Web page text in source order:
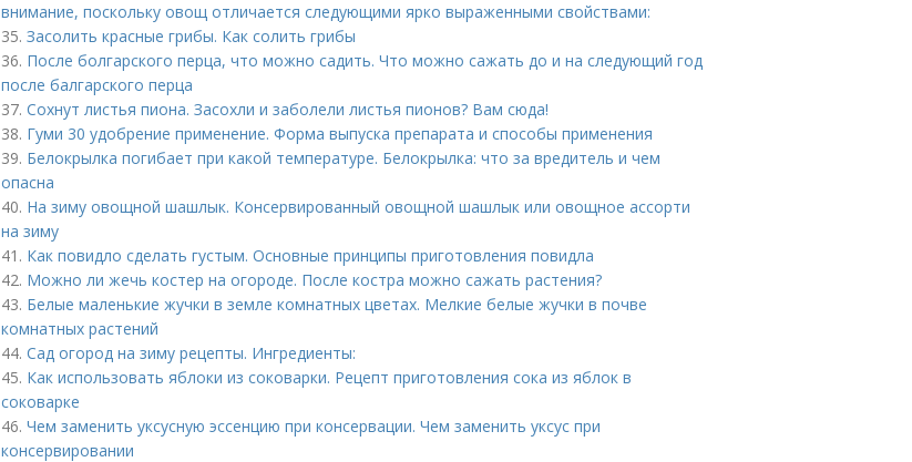
внимание, поскольку овощ отличается следующими ярко выраженными свойствами:
35. Засолить красные грибы. Как солить грибы
36. После болгарского перца, что можно садить. Что можно сажать до и на следующий год
после балгарского перца
37. Сохнут листья пиона. Засохли и заболели листья пионов? Вам сюда!
38. Гуми 30 удобрение применение. Форма выпуска препарата и способы применения
39. Белокрылка погибает при какой температуре. Белокрылка: что за вредитель и чем
опасна
40. На зиму овощной шашлык. Консервированный овощной шашлык или овощное ассорти
на зиму
41. Как повидло сделать густым. Основные принципы приготовления повидла
42. Можно ли жечь костер на огороде. После костра можно сажать растения?
43. Белые маленькие жучки в земле комнатных цветах. Мелкие белые жучки в почве
комнатных растений
44. Сад огород на зиму рецепты. Ингредиенты:
45. Как использовать яблоки из соковарки. Рецепт приготовления сока из яблок в
соковарке
46. Чем заменить уксусную эссенцию при консервации. Чем заменить уксус при
консервировании